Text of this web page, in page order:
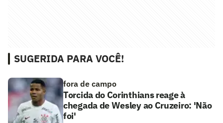
SUGERIDA PARA VOCÊ!
fora de campo
Torcida do Corinthians reage à
chegada de Wesley ao Cruzeiro: 'Não
foi'